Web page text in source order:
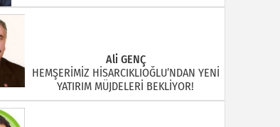
Ali GENÇ
HEMŞERİMİZ HİSARCIKLIOĞLU’NDAN YENİ
YATIRIM MÜJDELERİ BEKLİYOR!